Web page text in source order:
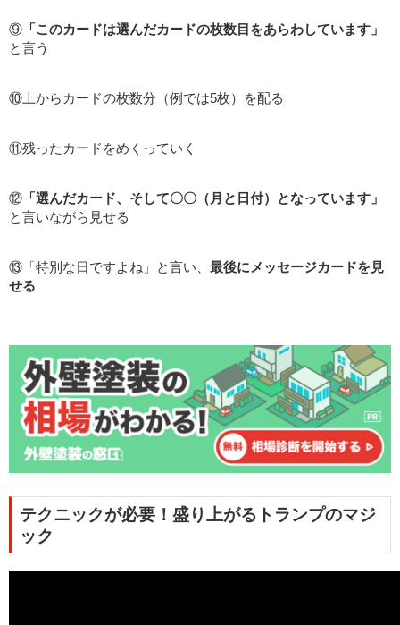
⑨ 「このカードは選んだカードの枚数目をあらわしています」
と言う
⑩上からカードの枚数分（例では5枚）を配る
⑪残ったカードをめくっていく
⑫ 「選んだカード、そして〇〇（月と日付）となっています」
と言いながら見せる
⑬「特別な日ですよね」と言い、 最後にメッセージカードを見
せる
テクニックが必要！盛り上がるトランプのマジ
ック